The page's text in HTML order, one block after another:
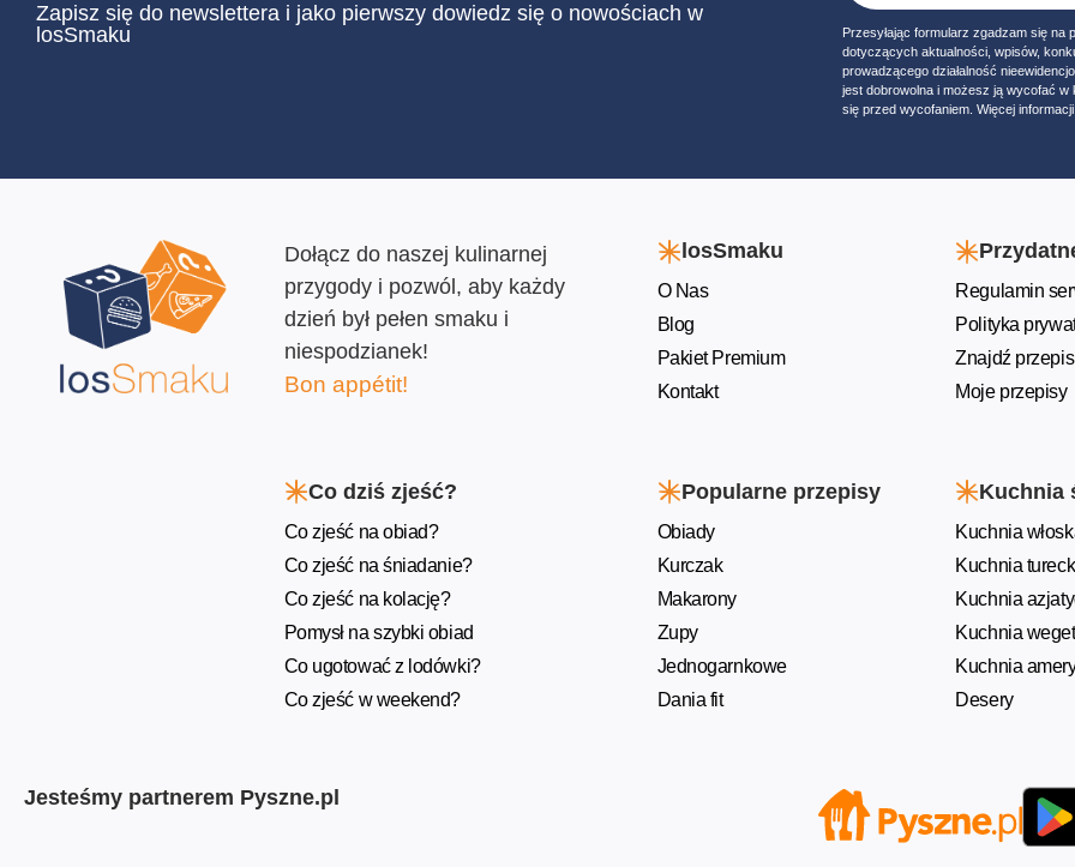
Zapisz się do newslettera i jako pierwszy dowiedz się o nowościach w
losSmaku
Przesyłając formularz zgadzam się
dotyczących aktualności, wpisów,
prowadzącego działalność
jest dobrowolna i możesz ją wycofać w
się przed wycofaniem. Więcej informacji
Dołącz do naszej kulinarnej
przygody i pozwól, aby każdy
dzień był pełen smaku i
niespodzianek!
Bon appétit!
losSmaku
O Nas
Blog
Pakiet Premium
Kontakt
Regulamin
Polityka
Znajdź przepis
Moje przepisy
Co dziś zjeść?
Co zjeść na obiad?
Co zjeść na śniadanie?
Co zjeść na kolację?
Pomysł na szybki obiad
Co ugotować z lodówki?
Co zjeść w weekend?
Popularne przepisy
Obiady
Kurczak
Makarony
Zupy
Jednogarnkowe
Dania fit
Kuchnia
Kuchnia
Kuchnia
Kuchnia
Kuchnia
Kuchnia
Desery
Jesteśmy partnerem Pyszne.pl